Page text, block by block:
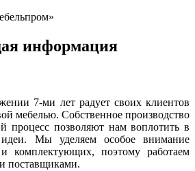
информация
7-ми лет радует своих клиентов
мебелью. Собственное производство
процесс позволяют нам воплотить в
Мы уделяем особое внимание
и комплектующих, поэтому работаем
поставщиками.